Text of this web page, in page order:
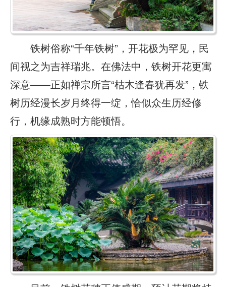
铁树俗称“千年铁树”，开花极为罕见，民
间视之为吉祥瑞兆。在佛法中，铁树开花更寓
深意——正如禅宗所言“枯木逢春犹再发”，铁
树历经漫长岁月终得一绽，恰似众生历经修
行，机缘成熟时方能顿悟。